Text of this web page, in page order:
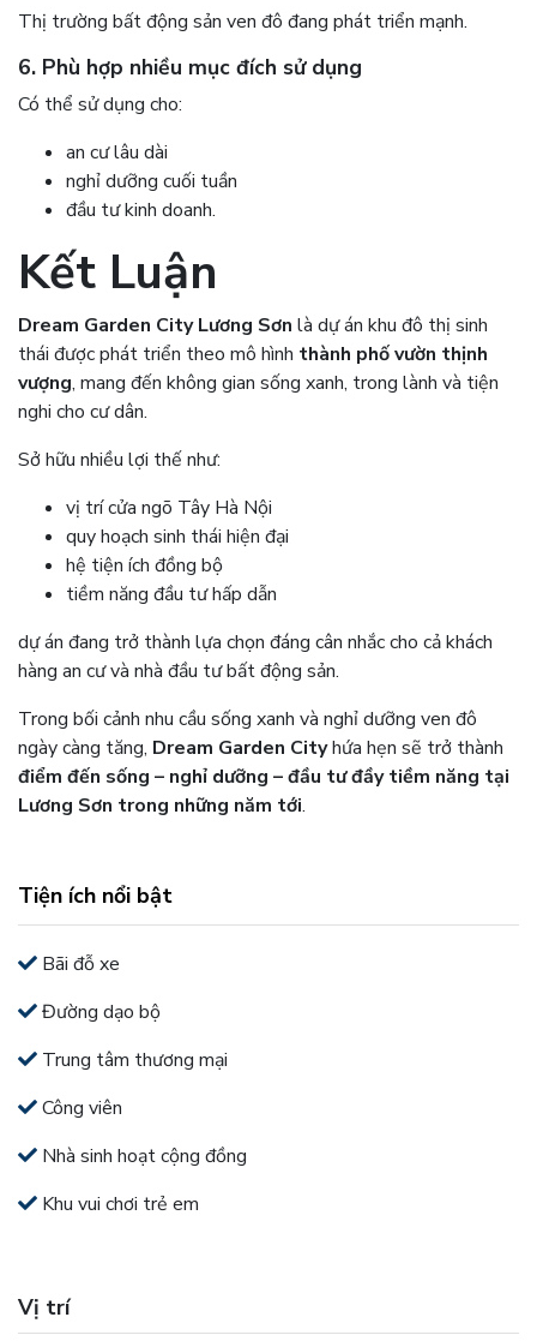
Thị trường bất động sản ven đô đang phát triển mạnh.
6. Phù hợp nhiều mục đích sử dụng
Có thể sử dụng cho:
an cư lâu dài
nghỉ dưỡng cuối tuần
đầu tư kinh doanh.
Kết Luận
Dream Garden City Lương Sơn là dự án khu đô thị sinh
thái được phát triển theo mô hình thành phố vườn thịnh
vượng, mang đến không gian sống xanh, trong lành và tiện
nghi cho cư dân.
Sở hữu nhiều lợi thế như:
vị trí cửa ngõ Tây Hà Nội
quy hoạch sinh thái hiện đại
hệ tiện ích đồng bộ
tiềm năng đầu tư hấp dẫn
dự án đang trở thành lựa chọn đáng cân nhắc cho cả khách
hàng an cư và nhà đầu tư bất động sản.
Trong bối cảnh nhu cầu sống xanh và nghỉ dưỡng ven đô
ngày càng tăng, Dream Garden Cityhứa hẹn sẽ trở thành
điểm đến sống – nghỉ dưỡng – đầu tư đầy tiềm năng tại
Lương Sơn trong những năm tới.
Tiện ích nổi bật
Bãi đỗ xe
Đường dạo bộ
Trung tâm thương mại
Công viên
Nhà sinh hoạt cộng đồng
Khu vui chơi trẻ em
Vị trí